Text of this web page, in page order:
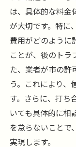
は、具体的な料金
が大切です。特に
費用がどのように
ことが、後のトラ
た、業者が市の許
う。これにより、
す。さらに、打ち
いても具体的に相
を怠らないことで
実現します。